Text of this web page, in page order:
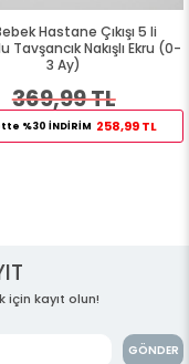
Kız Bebek Hastane
Gökyüzü Temalı Uykucu
649,99 TL
Sepette %30 İNDİRİM
için kayıt olun!
GÖNDER